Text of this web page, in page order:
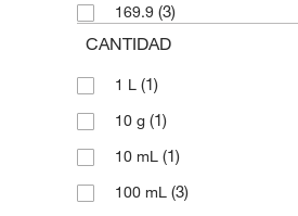
169.9 (3)
CANTIDAD
1 L (1)
10 g (1)
10 mL (1)
100 mL (3)